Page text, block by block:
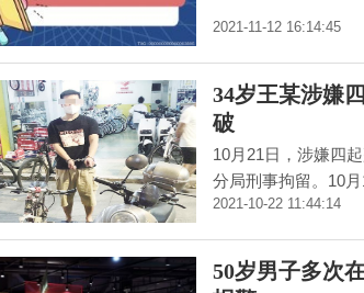
2021-11-12 16:14:45
34岁王某涉嫌
破
10月21日，涉嫌四
分局刑事拘留。10
2021-10-22 11:44:14
50岁男子多次